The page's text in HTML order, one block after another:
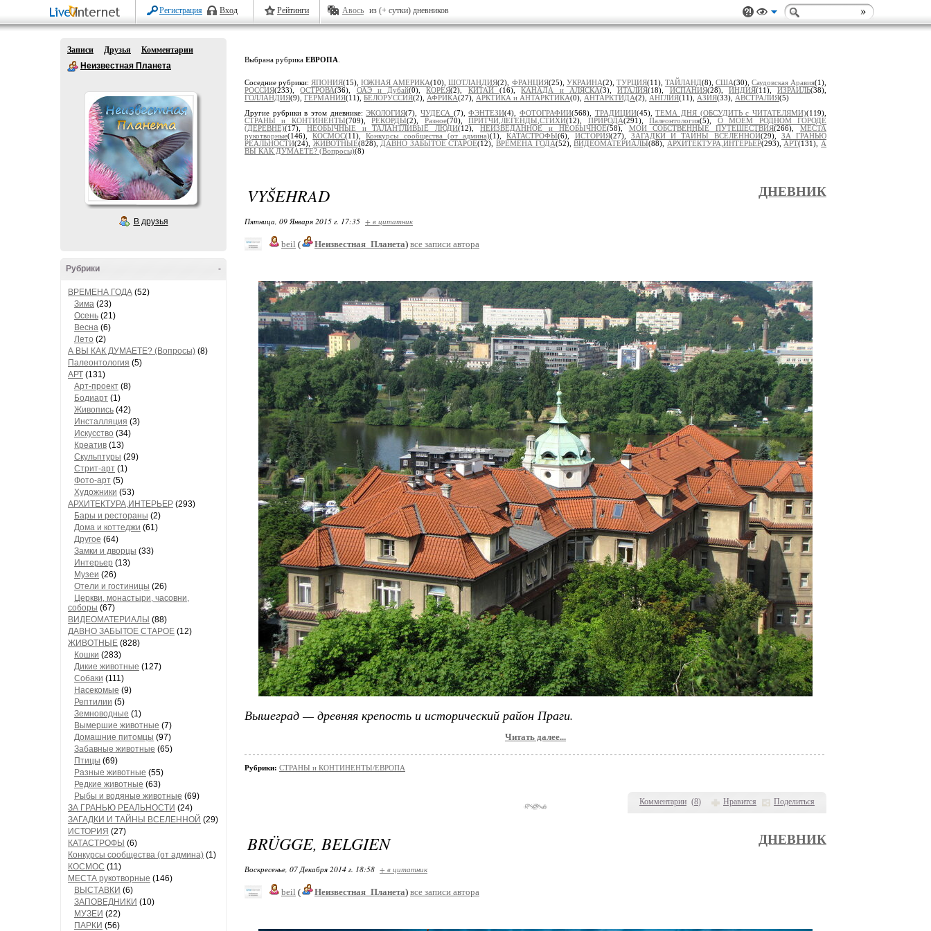
Регистрация Вход Рейтинги Авось из (+ сутки) дневников
Записи Друзья
Комментарии
Неизвестная Планета
В друзья
-
Рубрики
ВРЕМЕНА ГОДА (52)
Зима (23)
Осень (21)
Весна (6)
Лето (2)
А ВЫ КАК ДУМАЕТЕ? (Вопросы) (8)
Палеонтология (5)
АРТ (131)
Арт-проект (8)
Бодиарт (1)
Живопись (42)
Инсталляция (3)
Искусство (34)
Креатив (13)
Скульптуры (29)
Стрит-арт (1)
Фото-арт (5)
Художники (53)
АРХИТЕКТУРА,ИНТЕРЬЕР (293)
Бары и рестораны (2)
Дома и коттеджи (61)
Другое (64)
Замки и дворцы (33)
Интерьер (13)
Музеи (26)
Отели и гостиницы (26)
Церкви, монастыри, часовни,
соборы (67)
ВИДЕОМАТЕРИАЛЫ (88)
ДАВНО ЗАБЫТОЕ СТАРОЕ (12)
ЖИВОТНЫЕ (828)
Кошки (283)
Дикие животные (127)
Собаки (111)
Насекомые (9)
Рептилии (5)
Земноводные (1)
Вымершие животные (7)
Домашние питомцы (97)
Забавные животные (65)
Птицы (69)
Разные животные (55)
Редкие животные (63)
Рыбы и водяные животные (69)
ЗА ГРАНЬЮ РЕАЛЬНОСТИ (24)
ЗАГАДКИ И ТАЙНЫ ВСЕЛЕННОЙ (29)
ИСТОРИЯ (27)
КАТАСТРОФЫ (6)
Конкурсы сообщества (от админа) (1)
КОСМОС (11)
МЕСТА рукотворные (146)
ВЫСТАВКИ (6)
ЗАПОВЕДНИКИ (10)
МУЗЕИ (22)
ПАРКИ (56)
Выбрана рубрика ЕВРОПА
Соседние рубрики: ЯПОНИЯ(15),ЮЖНАЯ АМЕРИКА(10),ШОТЛАНДИЯ(2), ФРАНЦИЯ(25), УКРАИНА(2), ТУРЦИЯ(11), ТАЙЛАНД(8), США(30),Саудовская Аравия(1),
РОССИЯ(233),ОСТРОВА(36), ОАЭ и Дубай(0),КОРЕЯ(2), КИТАЙ(16),КАНАДА и АЛЯСКА(3),ИТАЛИЯ(18), ИСПАНИЯ(28), ИНДИЯ(11),ИЗРАИЛЬ(38),
ГОЛЛАНДИЯ(9), ГЕРМАНИЯ(11), БЕЛОРУССИЯ(2), АФРИКА(27), АРКТИКА и АНТАРКТИКА(0), АНТАРКТИДА(2), АНГЛИЯ(11), АЗИЯ(33), АВСТРАЛИЯ(5)
Другие рубрики в этом дневнике:ЭКОЛОГИЯ(7),ЧУДЕСА (7),ФЭНТЕЗИ(4),ФОТОГРАФИИ(568), ТРАДИЦИИ(45),ТЕМА ДНЯ (ОБСУДИТЬ с ЧИТАТЕЛЯМИ)(119),
СТРАНЫ и КОНТИНЕНТЫ(709),РЕКОРДЫ(2), Разное(70),ПРИТЧИ,ЛЕГЕНДЫ,СТИХИ(12), ПРИРОДА(291),Палеонтология(5), О МОЕМ РОДНОМ ГОРОДЕ
(ДЕРЕВНЕ)(17), НЕОБЫЧНЫЕ и ТАЛАНТЛИВЫЕ ЛЮДИ(12),НЕИЗВЕДАННОЕ и НЕОБЫЧНОЕ(58), МОИ СОБСТВЕННЫЕ ПУТЕШЕСТВИЯ(266),МЕСТА
рукотворные(146),КОСМОС(11),Конкурсы сообщества (от админа)(1),КАТАСТРОФЫ(6), ИСТОРИЯ(27), ЗАГАДКИ И ТАЙНЫ ВСЕЛЕННОЙ(29), ЗА ГРАНЬЮ
РЕАЛЬНОСТИ(24), ЖИВОТНЫЕ(828), ДАВНО ЗАБЫТОЕ СТАРОЕ(12),ВРЕМЕНА ГОДА(52),ВИДЕОМАТЕРИАЛЫ(88), АРХИТЕКТУРА,ИНТЕРЬЕР(293), АРТ(131), А
ВЫ КАК ДУМАЕТЕ? (Вопросы)(8)
Комментарии (8) Нравится Поделиться
VYŠEHRAD ДНЕВНИК
Пятница, 09 Января 2015 г. 17:35 + в цитатник
beil ( Неизвестная_Планета) все записи автора
Вышеград — древняя крепость и исторический район Праги.
Читать далее...
Рубрики: СТРАНЫ и КОНТИНЕНТЫ/ЕВРОПА
BRÜGGE, BELGIEN ДНЕВНИК
Воскресенье, 07 Декабря 2014 г. 18:58 + в цитатник
beil ( Неизвестная_Планета) все записи автора